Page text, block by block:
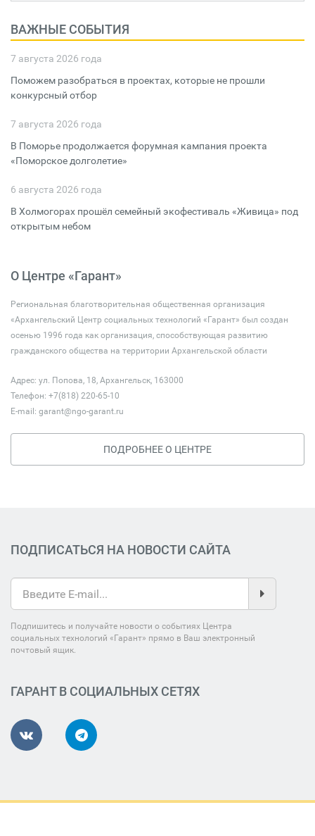
ВАЖНЫЕ СОБЫТИЯ
7 августа 2026 года
Поможем разобраться в проектах, которые не прошли
конкурсный отбор
7 августа 2026 года
В Поморье продолжается форумная кампания проекта
«Поморское долголетие»
6 августа 2026 года
В Холмогорах прошёл семейный экофестиваль «Живица» под
открытым небом
О Центре «Гарант»
Региональная благотворительная общественная организация
«Архангельский Центр социальных технологий «Гарант» был создан
осенью 1996 года как организация, способствующая развитию
гражданского общества на территории Архангельской области
Адрес: ул. Попова, 18, Архангельск, 163000
Телефон: +7(818) 220-65-10
E-mail: garant@ngo-garant.ru
ПОДРОБНЕЕ О ЦЕНТРЕ
ПОДПИСАТЬСЯ НА НОВОСТИ САЙТА
Подпишитесь и получайте новости о событиях Центра
социальных технологий «Гарант» прямо в Ваш электронный
почтовый ящик.
ГАРАНТ В СОЦИАЛЬНЫХ СЕТЯХ